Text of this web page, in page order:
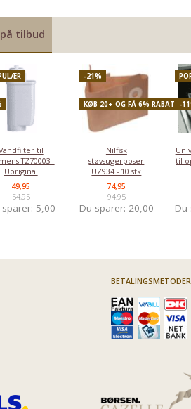
tilbud
til
TZ70003 -
Uoriginal
49,95
54,95
sparer: 5,00
-21%
KØB 20+ OG FÅ 6% RABAT
Nilfisk
støvsugerposer
UZ934 - 10 stk
74,95
94,95
Du sparer: 20,00
-
til
Du
BETALINGSMETODER